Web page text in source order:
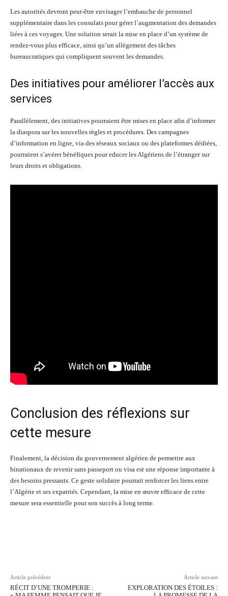
Les autorités devront peut-être envisager l’embauche de personnel
supplémentaire dans les consulats pour gérer l’augmentation des demandes
liées à ces voyages. Une solution serait la mise en place d’un système de
rendez-vous plus efficace, ainsi qu’un allègement des tâches
bureaucratiques qui compliquent souvent les demandes.
Des initiatives pour améliorer l’accès aux
services
Parallèlement, des initiatives pourraient être mises en place afin d’informer
la diaspora sur les nouvelles règles et procédures. Des campagnes
d’information en ligne, via des réseaux sociaux ou des plateformes dédiées,
pourraient s’avérer bénéfiques pour educer les Algériens de l’étranger sur
leurs droits et obligations.
Conclusion des réflexions sur
cette mesure
Finalement, la décision du gouvernement algérien de permettre aux
binationaux de revenir sans passeport ou visa est une réponse importante à
des besoins pressants. Ce geste solidaire pourrait renforcer les liens entre
l’Algérie et ses expatriés. Cependant, la mise en œuvre efficace de cette
mesure sera essentielle pour son succès à long terme.
Article précédent
RÉCIT D’UNE TROMPERIE :
Article suivant
EXPLORATION DES ÉTOILES :